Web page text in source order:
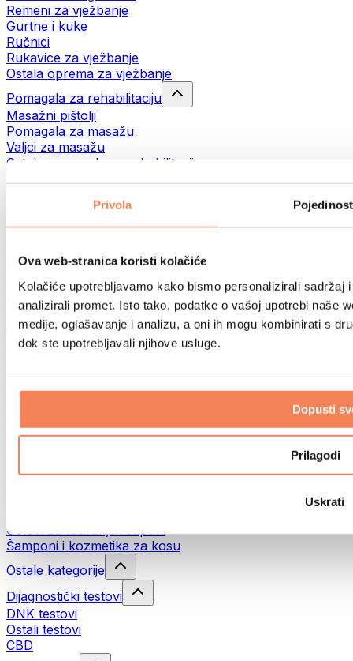
Privola
Ova web-stranica koristi kolačiće
Kolačiće upotrebljavamo kako bismo personalizirali sadržaj
analizirali promet. Isto tako, podatke o vašoj upotrebi naše
medije, oglašavanje i analizu, a oni ih mogu kombinirati s
dok ste upotrebljavali njihove usluge.
Dopusti
Prilagodi
Uskrati
Remeni za vježbanje
Gurtne i kuke
Ručnici
Rukavice za vježbanje
Ostala oprema za vježbanje
Pomagala za rehabilitaciju
Masažni pištolji
Pomagala za masažu
Valjci za masažu
Ostala pomagala za rehabilitaciju
Torbe i ruksaci
Torbe za hranu i dodaci
Oprema prema aktivnosti
Trčanje
Borilački sportovi
Biciklizam
Joga i pilates
Terapija hladnom vodom
Planinarenje
Filteri i vrčevi za vodu
Deterdženti za rublje
Gelovi za tuširanje i sapuni
Šamponi i kozmetika za kosu
Ostale kategorije
Dijagnostički testovi
DNK testovi
Ostali testovi
CBD